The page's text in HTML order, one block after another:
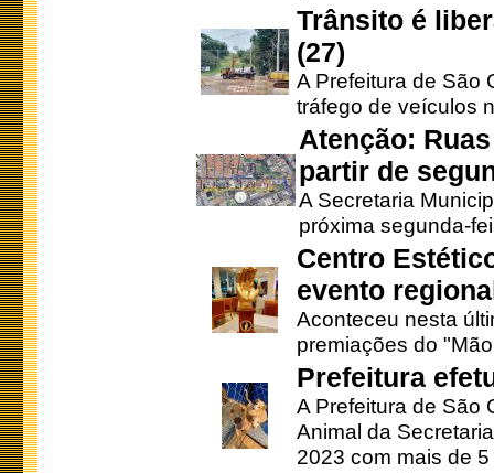
Trânsito é
(27)
A Prefeitura de São
tráfego de veículos
Atenção:
partir de
A Secretaria
próxima segunda-
Centro
evento
Aconteceu nesta
premiações do
Prefeitura
A Prefeitura de São
Animal da
2023 com mais de 5